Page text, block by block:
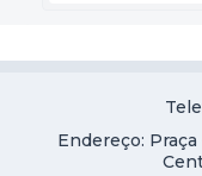
Endereço: